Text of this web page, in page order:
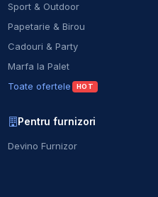
Sport & Outdoor
Papetarie & Birou
Cadouri & Party
Marfa la Palet
Toate ofertele
HOT
Pentru furnizori
Devino Furnizor